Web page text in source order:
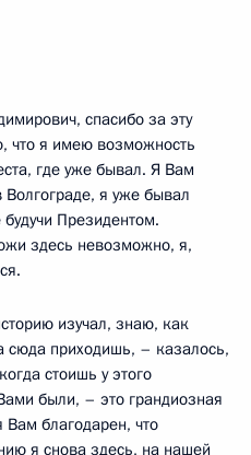
спасибо за эту
что я имею возможность
где уже бывал. Я Вам
Волгограде, я уже бывал
Президентом.
здесь невозможно, я,
изучал, знаю, как
сюда приходишь, – казалось,
стоишь у этого
были, – это грандиозная
благодарен, что
я снова здесь, на нашей